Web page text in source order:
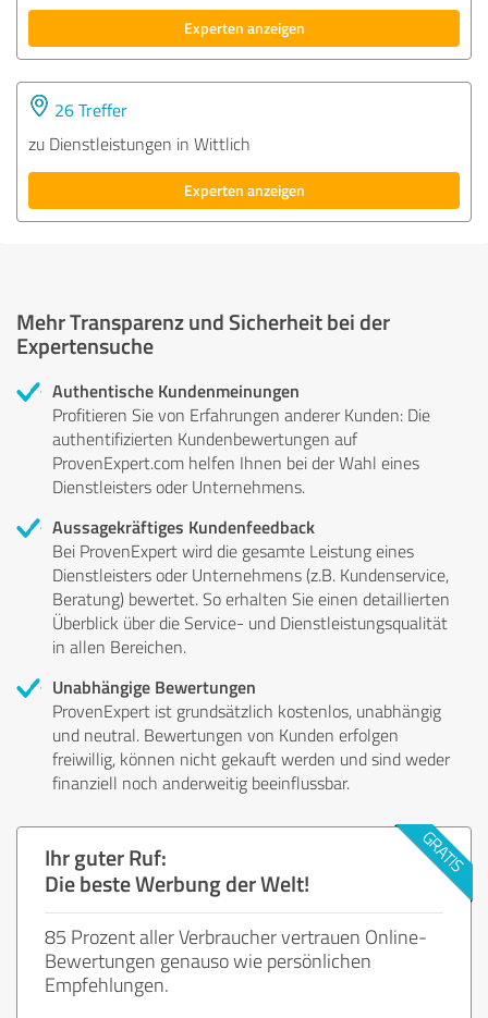
Experten anzeigen
26 Treffer
zu Dienstleistungen in Wittlich
Experten anzeigen
Mehr Transparenz und Sicherheit bei der
Expertensuche
Authentische Kundenmeinungen
Profitieren Sie von Erfahrungen anderer Kunden: Die
authentifizierten Kundenbewertungen auf
ProvenExpert.com helfen Ihnen bei der Wahl eines
Dienstleisters oder Unternehmens.
Aussagekräftiges Kundenfeedback
Bei ProvenExpert wird die gesamte Leistung eines
Dienstleisters oder Unternehmens (z.B. Kundenservice,
Beratung) bewertet. So erhalten Sie einen detaillierten
Überblick über die Service- und Dienstleistungsqualität
in allen Bereichen.
Unabhängige Bewertungen
ProvenExpert ist grundsätzlich kostenlos, unabhängig
und neutral. Bewertungen von Kunden erfolgen
freiwillig, können nicht gekauft werden und sind weder
finanziell noch anderweitig beeinflussbar.
Ihr guter Ruf:
Die beste Werbung der Welt!
85 Prozent aller Verbraucher vertrauen Online-
Bewertungen genauso wie persönlichen
Empfehlungen.